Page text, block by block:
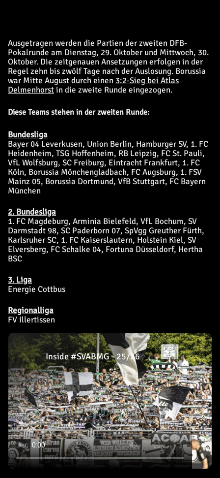
Ausgetragen werden die Partien der zweiten DFB-
Pokalrunde am Dienstag, 29. Oktober und Mittwoch, 30.
Oktober. Die zeitgenauen Ansetzungen erfolgen in der
Regel zehn bis zwölf Tage nach der Auslosung. Borussia
war Mitte August durch einen 3:2-Sieg bei Atlas
Delmenhorstin die zweite Runde eingezogen.
Diese Teams stehen in der zweiten Runde:
Bundesliga
Bayer 04 Leverkusen, Union Berlin, Hamburger SV, 1. FC
Heidenheim, TSG Hoffenheim, RB Leipzig, FC St. Pauli,
VfL Wolfsburg, SC Freiburg, Eintracht Frankfurt, 1. FC
Köln, Borussia Mönchengladbach, FC Augsburg, 1. FSV
Mainz 05, Borussia Dortmund, VfB Stuttgart, FC Bayern
München
2. Bundesliga
1. FC Magdeburg, Arminia Bielefeld, VfL Bochum, SV
Darmstadt 98, SC Paderborn 07, SpVgg Greuther Fürth,
Karlsruher SC, 1. FC Kaiserslautern, Holstein Kiel, SV
Elversberg, FC Schalke 04, Fortuna Düsseldorf, Hertha
BSC
3. Liga
Energie Cottbus
Regionalliga
FV Illertissen
Inside #SVABMG - 25/26